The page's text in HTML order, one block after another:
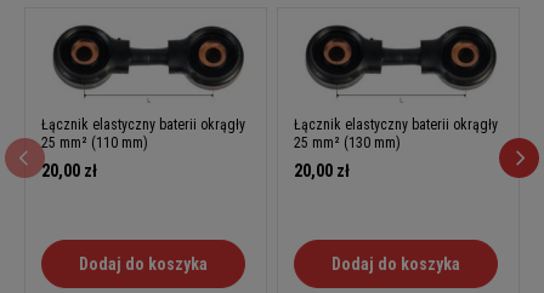
Łącznik elastyczny baterii okrągły
25 mm² (110 mm)
20,00 zł
Dodaj do koszyka
Łącznik elastyczny baterii okrągły
25 mm² (130 mm)
20,00 zł
Dodaj do koszyka